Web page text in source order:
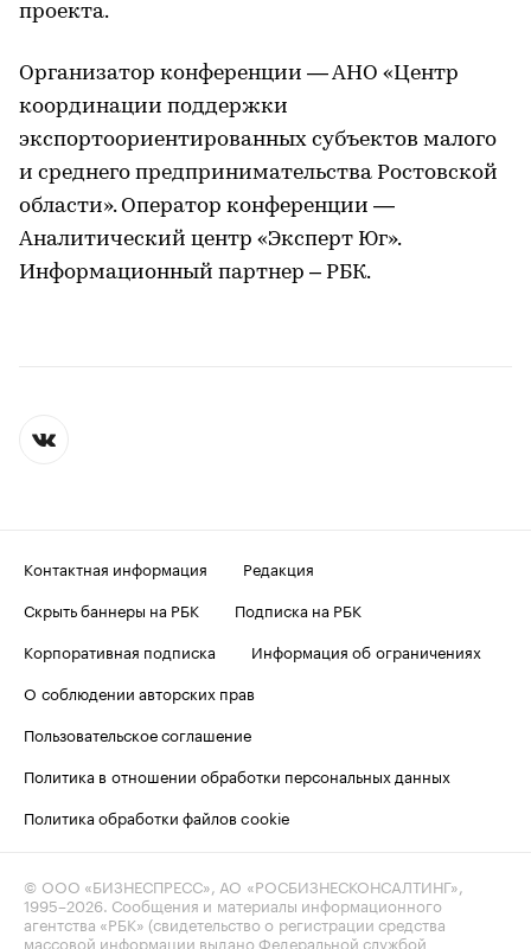
проекта.
Организатор конференции — АНО «Центр
координации поддержки
экспортоориентированных субъектов малого
и среднего предпринимательства Ростовской
области». Оператор конференции —
Аналитический центр «Эксперт Юг».
Информационный партнер – РБК.
Контактная информация
Редакция
Скрыть баннеры на РБК
Подписка на РБК
Корпоративная подписка
Информация об ограничениях
О соблюдении авторских прав
Пользовательское соглашение
Политика в отношении обработки персональных данных
Политика обработки файлов cookie
© ООО «БИЗНЕСПРЕСС», АО «РОСБИЗНЕСКОНСАЛТИНГ»,
1995–2026. Сообщения и материалы информационного
агентства «РБК» (свидетельство о регистрации средства
массовой информации выдано Федеральной службой